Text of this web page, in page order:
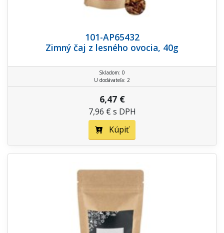
101-AP65432
Zimný čaj z lesného ovocia, 40g
Skladom: 0
U dodávateľa: 2
6,47 €
7,96 € s DPH
Kúpiť